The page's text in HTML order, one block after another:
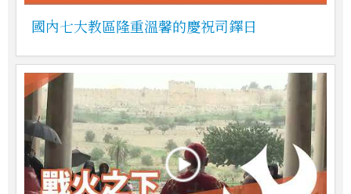
國內七大教區隆重溫馨的慶祝司鐸日